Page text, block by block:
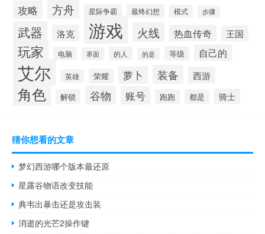
攻略 方舟 星际争霸 最终幻想 模式 步骤
武器 洛克 游戏 火线 热血传奇 王国
玩家 电脑 界面 的人 的是 等级 自己的
艾尔 英雄 荣耀 萝卜 装备 西游
角色 解锁 谷物 账号 跑跑 都是 骑士
猜你想看的文章
梦幻西游哪个版本最还原
星露谷物语改变技能
典韦出暴击还是攻击装
消逝的光芒2操作键